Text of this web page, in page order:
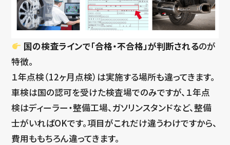
国の検査ラインで「合格・不合格」が判断されるのが
特徴。
１年点検（12ヶ月点検）は実施する場所も違ってきます。
車検は国の認可を受けた検査場でのみですが、１年点
検はディーラー・整備工場、ガソリンスタンドなど、整備
士がいればOKです。項目がこれだけ違うわけですから、
費用ももちろん違ってきます。